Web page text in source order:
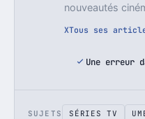
nouveautés
XTous ses
Une erreur
SUJETS SÉRIES TV